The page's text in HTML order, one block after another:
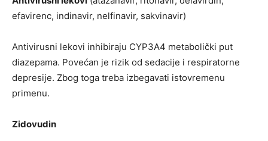
efavirenc, indinavir, nelfinavir, sakvinavir)
Antivirusni lekovi inhibiraju CYP3A4 metabolički put
diazepama. Povećan je rizik od sedacije i respiratorne
depresije. Zbog toga treba izbegavati istovremenu
primenu.
Zidovudin